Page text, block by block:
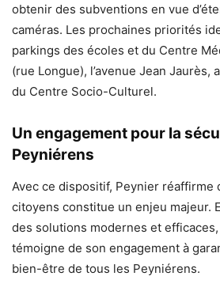
obtenir des subventions en vue
caméras. Les prochaines priorités
parkings des écoles et du Centre
(rue Longue), l’avenue Jean Jaurès,
du Centre Socio-Culturel.
Un engagement pour la
Peyniérens
Avec ce dispositif, Peynier réaffirme
citoyens constitue un enjeu majeur.
des solutions modernes et
témoigne de son engagement à
bien-être de tous les Peyniérens.